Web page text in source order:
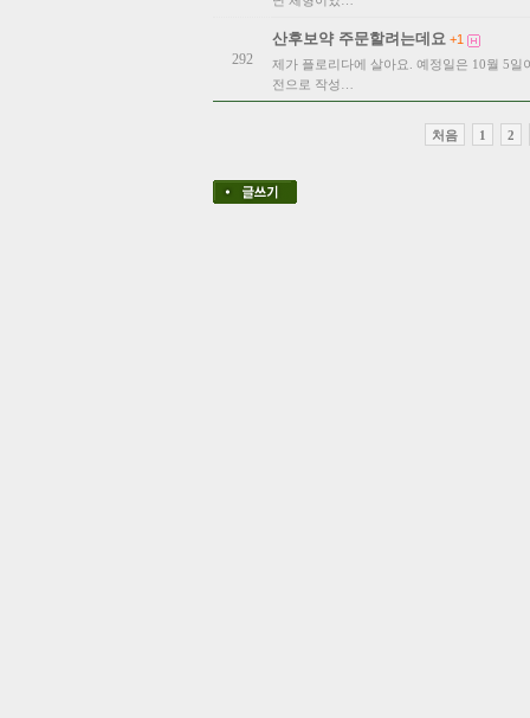
292
산후보약 주문할려는데요 +1
제가 플로리다에 살아요. 예정일은 10월 5
전으로 작성…
처음 1 2